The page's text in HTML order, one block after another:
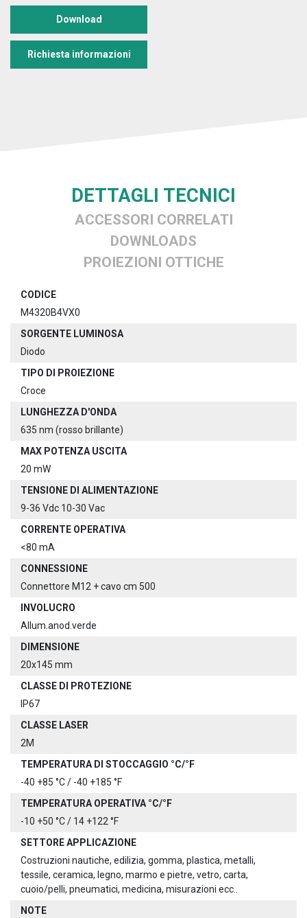
Download
Richiesta informazioni
DETTAGLI TECNICI
ACCESSORI CORRELATI
DOWNLOADS
PROIEZIONI OTTICHE
CODICE
M4320B4VX0
SORGENTE LUMINOSA
Diodo
TIPO DI PROIEZIONE
Croce
LUNGHEZZA D'ONDA
635 nm (rosso brillante)
MAX POTENZA USCITA
20 mW
TENSIONE DI ALIMENTAZIONE
9-36 Vdc 10-30 Vac
CORRENTE OPERATIVA
<80 mA
CONNESSIONE
Connettore M12 + cavo cm 500
INVOLUCRO
Allum.anod.verde
DIMENSIONE
20x145 mm
CLASSE DI PROTEZIONE
IP67
CLASSE LASER
2M
TEMPERATURA DI STOCCAGGIO °C/°F
-40 +85 °C / -40 +185 °F
TEMPERATURA OPERATIVA °C/°F
-10 +50 °C / 14 +122 °F
SETTORE APPLICAZIONE
Costruzioni nautiche, edilizia, gomma, plastica, metalli,
tessile, ceramica, legno, marmo e pietre, vetro, carta,
cuoio/pelli, pneumatici, medicina, misurazioni ecc..
NOTE